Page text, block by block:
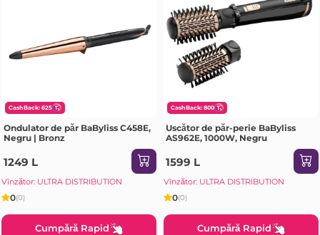
CashBack: 625
Ondulator de păr BaByliss C458E,
Negru | Bronz
1249 L
Vînzător: ULTRA DISTRIBUTION
0(0)
Cumpără Rapid
CashBack: 800
Uscător de păr-perie BaByliss
AS962E, 1000W, Negru
1599 L
Vînzător: ULTRA DISTRIBUTION
0(0)
Cumpără Rapid